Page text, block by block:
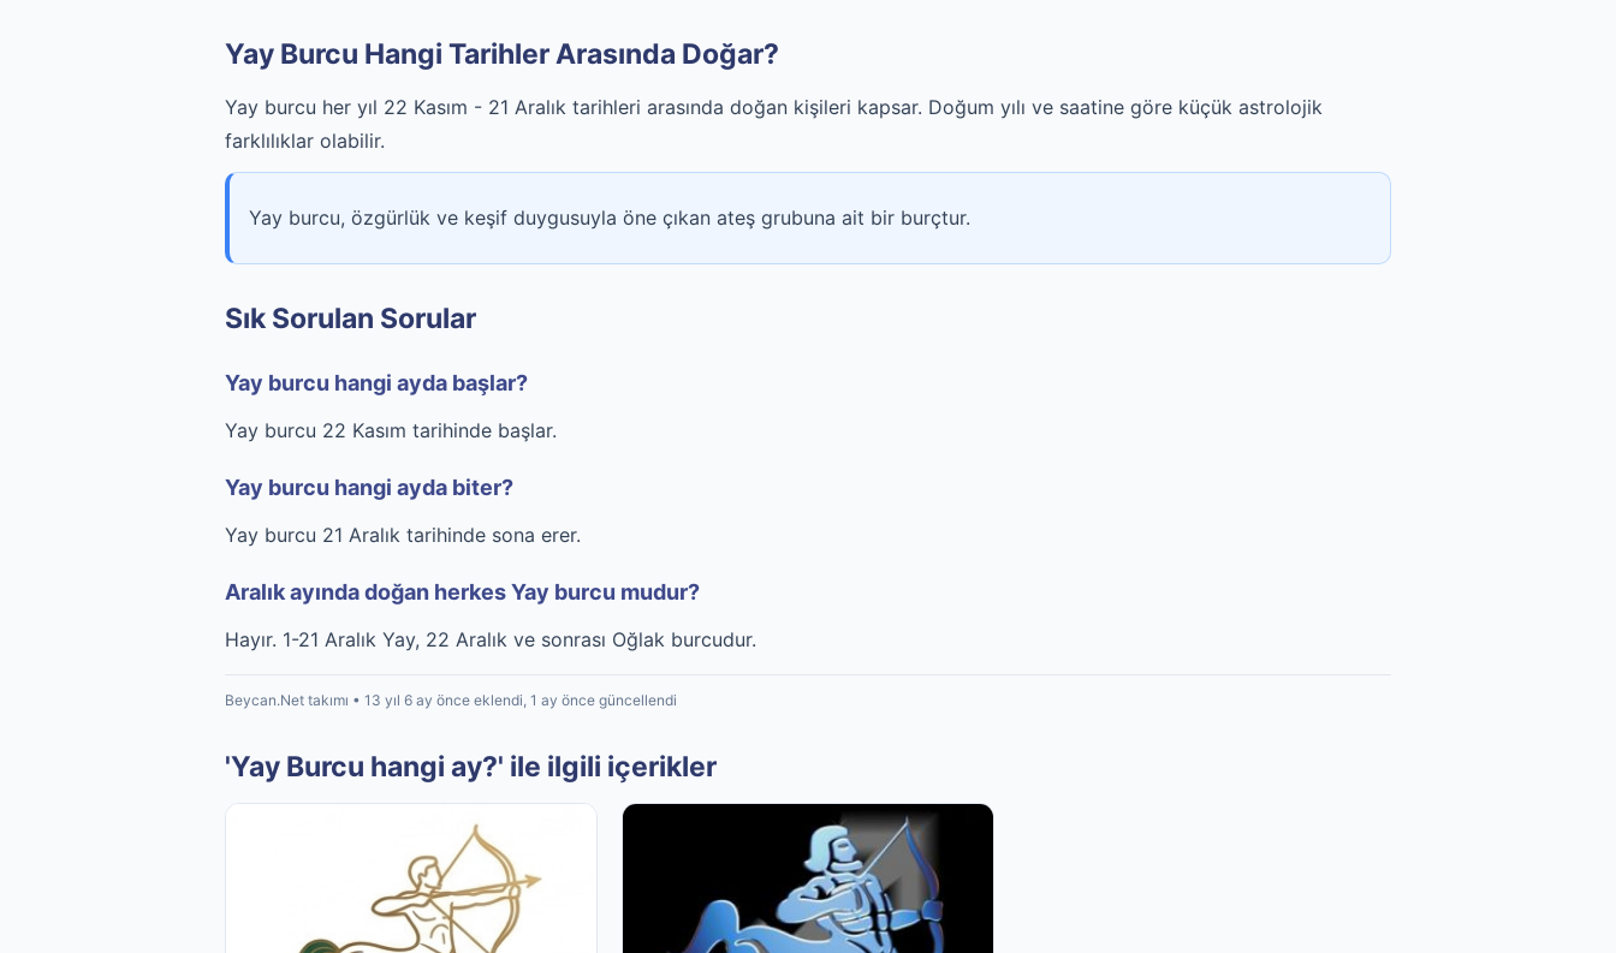
Yay Burcu Hangi Tarihler Arasında Doğar?
Yay burcu her yıl 22 Kasım - 21 Aralık tarihleri arasında doğan kişileri kapsar. Doğum yılı ve saatine göre küçük astrolojik
farklılıklar olabilir.
Yay burcu, özgürlük ve keşif duygusuyla öne çıkan ateş grubuna ait bir burçtur.
Sık Sorulan Sorular
Yay burcu hangi ayda başlar?
Yay burcu 22 Kasım tarihinde başlar.
Yay burcu hangi ayda biter?
Yay burcu 21 Aralık tarihinde sona erer.
Aralık ayında doğan herkes Yay burcu mudur?
Hayır. 1-21 Aralık Yay, 22 Aralık ve sonrası Oğlak burcudur.
Beycan.Net takımı • 13 yıl 6 ay önce eklendi, 1 ay önce güncellendi
'Yay Burcu hangi ay?' ile ilgili içerikler